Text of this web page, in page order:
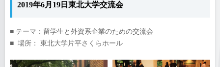
2019年6月19日東北大学交流会
■ テーマ：留学生と外資系企業のための交流会
■ 場所： 東北大学片平さくらホール